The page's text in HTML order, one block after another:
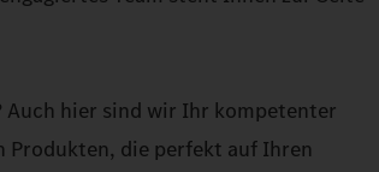
Auch hier sind wir Ihr kompetenter
Produkten, die perfekt auf Ihren